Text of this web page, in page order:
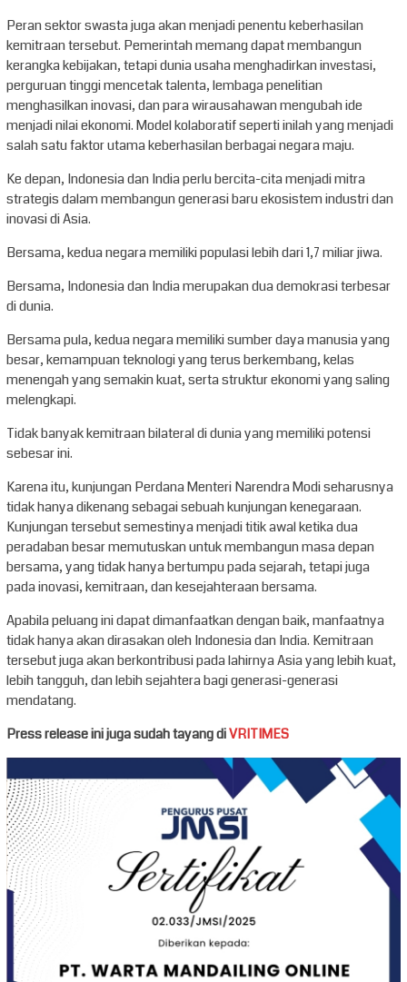
Peran sektor swasta juga akan menjadi penentu keberhasilan
kemitraan tersebut. Pemerintah memang dapat membangun
kerangka kebijakan, tetapi dunia usaha menghadirkan investasi,
perguruan tinggi mencetak talenta, lembaga penelitian
menghasilkan inovasi, dan para wirausahawan mengubah ide
menjadi nilai ekonomi. Model kolaboratif seperti inilah yang menjadi
salah satu faktor utama keberhasilan berbagai negara maju.
Ke depan, Indonesia dan India perlu bercita-cita menjadi mitra
strategis dalam membangun generasi baru ekosistem industri dan
inovasi di Asia.
Bersama, kedua negara memiliki populasi lebih dari 1,7 miliar jiwa.
Bersama, Indonesia dan India merupakan dua demokrasi terbesar
di dunia.
Bersama pula, kedua negara memiliki sumber daya manusia yang
besar, kemampuan teknologi yang terus berkembang, kelas
menengah yang semakin kuat, serta struktur ekonomi yang saling
melengkapi.
Tidak banyak kemitraan bilateral di dunia yang memiliki potensi
sebesar ini.
Karena itu, kunjungan Perdana Menteri Narendra Modi seharusnya
tidak hanya dikenang sebagai sebuah kunjungan kenegaraan.
Kunjungan tersebut semestinya menjadi titik awal ketika dua
peradaban besar memutuskan untuk membangun masa depan
bersama, yang tidak hanya bertumpu pada sejarah, tetapi juga
pada inovasi, kemitraan, dan kesejahteraan bersama.
Apabila peluang ini dapat dimanfaatkan dengan baik, manfaatnya
tidak hanya akan dirasakan oleh Indonesia dan India. Kemitraan
tersebut juga akan berkontribusi pada lahirnya Asia yang lebih kuat,
lebih tangguh, dan lebih sejahtera bagi generasi-generasi
mendatang.
Press release ini juga sudah tayang diVRITIMES